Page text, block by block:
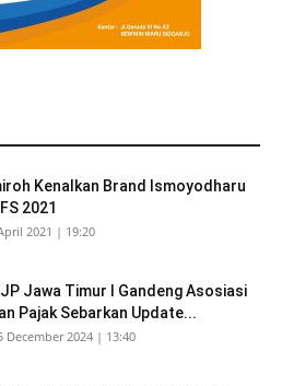
Kenalkan Brand Ismoyodharu
2021
2021 | 19:20
Jawa Timur I Gandeng Asosiasi
Pajak Sebarkan Update...
December 2024 | 13:40